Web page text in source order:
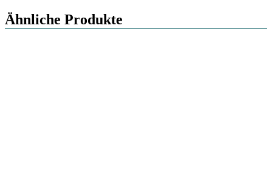
Ähnliche Produkte